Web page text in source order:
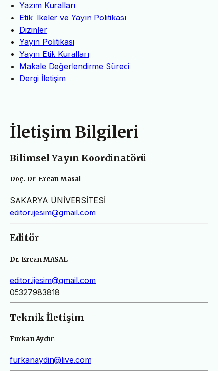
Yazım Kuralları
Etik İlkeler ve Yayın Politikası
Dizinler
Yayın Politikası
Yayın Etik Kuralları
Makale Değerlendirme Süreci
Dergi İletişim
İletişim Bilgileri
Bilimsel Yayın Koordinatörü
Doç. Dr. Ercan Masal
SAKARYA ÜNİVERSİTESİ
editor.ijesim@gmail.com
Editör
Dr. Ercan MASAL
editor.ijesim@gmail.com
05327983818
Teknik İletişim
Furkan Aydın
furkanaydin@live.com